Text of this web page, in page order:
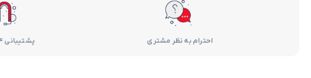
احترام به نظر مشتری پشتیبانی 24 ساعته